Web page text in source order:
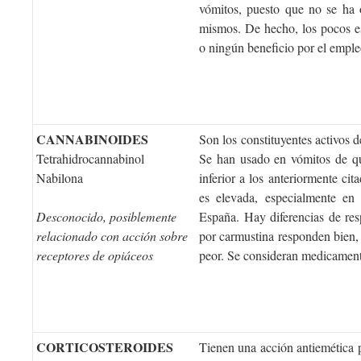
vómitos, puesto que no se
mismos. De hecho, los pocos
o ningún beneficio por el
CANNABINOIDES
Tetrahidrocannabinol
Nabilona
Desconocido, posiblemente
relacionado con acción sobre
receptores de opiáceos
Son los constituyentes activos
Se han usado en vómitos de
inferior a los anteriormente
es elevada, especialmente
España. Hay diferencias de
por carmustina responden
peor. Se consideran
CORTICOSTEROIDES
Tienen una acción